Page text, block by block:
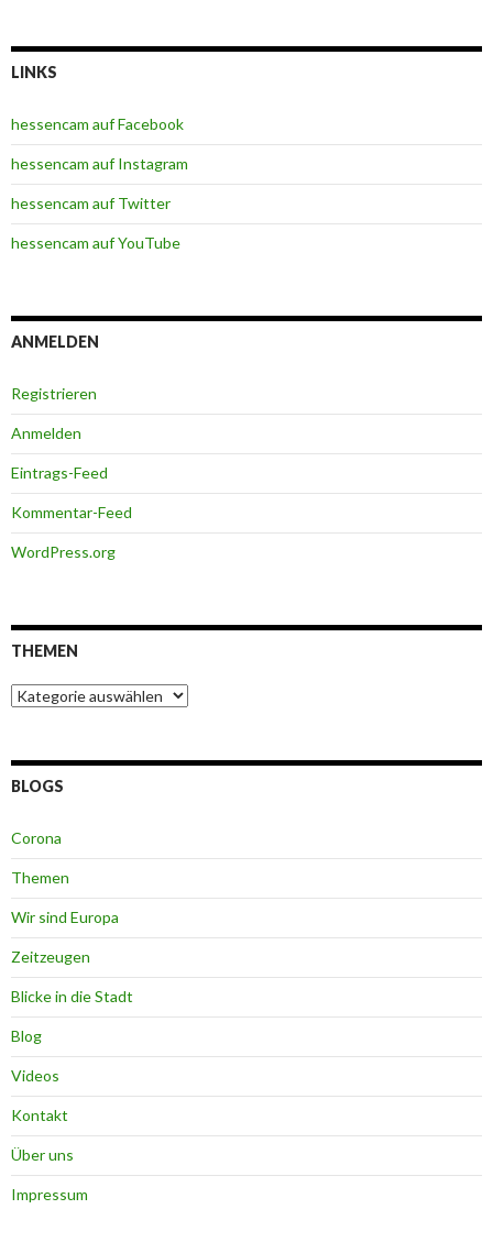
LINKS
hessencam auf Facebook
hessencam auf Instagram
hessencam auf Twitter
hessencam auf YouTube
ANMELDEN
Registrieren
Anmelden
Eintrags-Feed
Kommentar-Feed
WordPress.org
THEMEN
Themen
BLOGS
Corona
Themen
Wir sind Europa
Zeitzeugen
Blicke in die Stadt
Blog
Videos
Kontakt
Über uns
Impressum